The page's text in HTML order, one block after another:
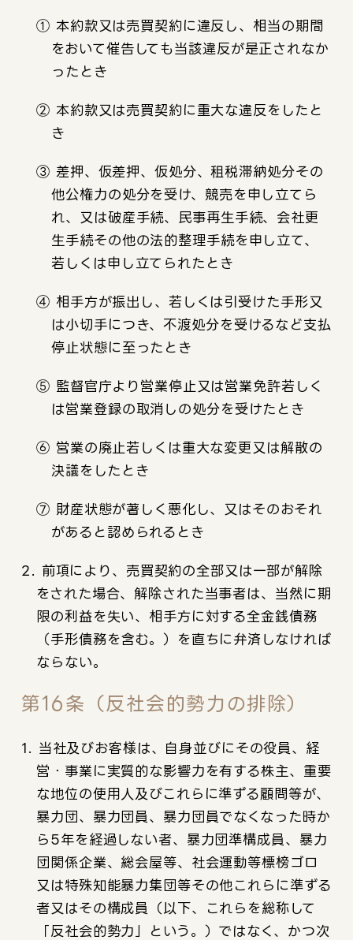
① 本約款又は売買契約に違反し、相当の期間
をおいて催告しても当該違反が是正されなか
ったとき
② 本約款又は売買契約に重大な違反をしたと
き
③ 差押、仮差押、仮処分、租税滞納処分その
他公権力の処分を受け、競売を申し立てら
れ、又は破産手続、民事再生手続、会社更
生手続その他の法的整理手続を申し立て、
若しくは申し立てられたとき
④ 相手方が振出し、若しくは引受けた手形又
は小切手につき、不渡処分を受けるなど支払
停止状態に至ったとき
⑤ 監督官庁より営業停止又は営業免許若しく
は営業登録の取消しの処分を受けたとき
⑥ 営業の廃止若しくは重大な変更又は解散の
決議をしたとき
⑦ 財産状態が著しく悪化し、又はそのおそれ
があると認められるとき
2. 前項により、売買契約の全部又は一部が解除
をされた場合、解除された当事者は、当然に期
限の利益を失い、相手方に対する全金銭債務
（手形債務を含む。）を直ちに弁済しなければ
ならない。
第16条（反社会的勢力の排除）
1. 当社及びお客様は、自身並びにその役員、経
営・事業に実質的な影響力を有する株主、重要
な地位の使用人及びこれらに準ずる顧問等が、
暴力団、暴力団員、暴力団員でなくなった時か
ら5年を経過しない者、暴力団準構成員、暴力
団関係企業、総会屋等、社会運動等標榜ゴロ
又は特殊知能暴力集団等その他これらに準ずる
者又はその構成員（以下、これらを総称して
「反社会的勢力」という。）ではなく、かつ次